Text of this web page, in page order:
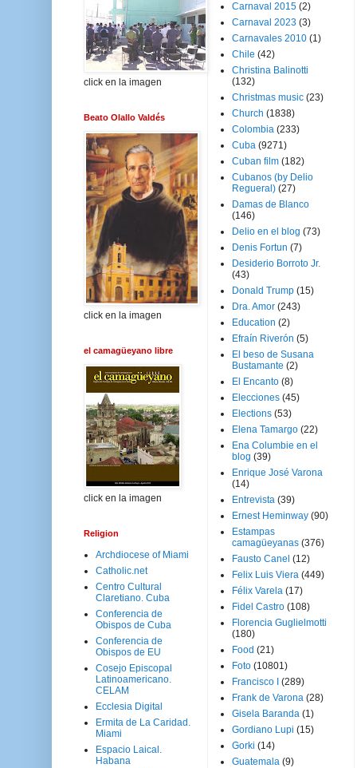
click en la imagen
Beato Olallo Valdés
click en la imagen
el camagüeyano libre
click en la imagen
Religion
Archdiocese of Miami
Catholic.net
Centro Cultural
Claretiano. Cuba
Conferencia de
Obispos de Cuba
Conferencia de
Obispos de EU
Cosejo Episcopal
Latinoamericano.
CELAM
Ecclesia Digital
Ermita de La Caridad.
Miami
Espacio Laical.
Habana
Carnaval 2015 (2)
Carnaval 2023 (3)
Carnavales 2010 (1)
Chile (42)
Christina Balinotti
(132)
Christmas music (23)
Church (1838)
Colombia (233)
Cuba (9271)
Cuban film (182)
Cubanos (by Delio
Regueral) (27)
Damas de Blanco
(146)
Delio en el blog (73)
Denis Fortun (7)
Desiderio Borroto Jr.
(43)
Donald Trump (15)
Dra. Amor (243)
Education (2)
Efraín Riverón (5)
El beso de Susana
Bustamante (2)
El Encanto (8)
Elecciones (45)
Elections (53)
Elena Tamargo (22)
Ena Columbie en el
blog (39)
Enrique José Varona
(14)
Entrevista (39)
Ernest Heminway (90)
Estampas
camagüeyanas (376)
Fausto Canel (12)
Felix Luis Viera (449)
Félix Varela (17)
Fidel Castro (108)
Florencia Guglielmotti
(180)
Food (21)
Foto (10801)
Francisco I
(289)
Frank de Varona (28)
Gisela Baranda (1)
Gordiano Lupi (15)
Gorki (14)
Guatemala (9)